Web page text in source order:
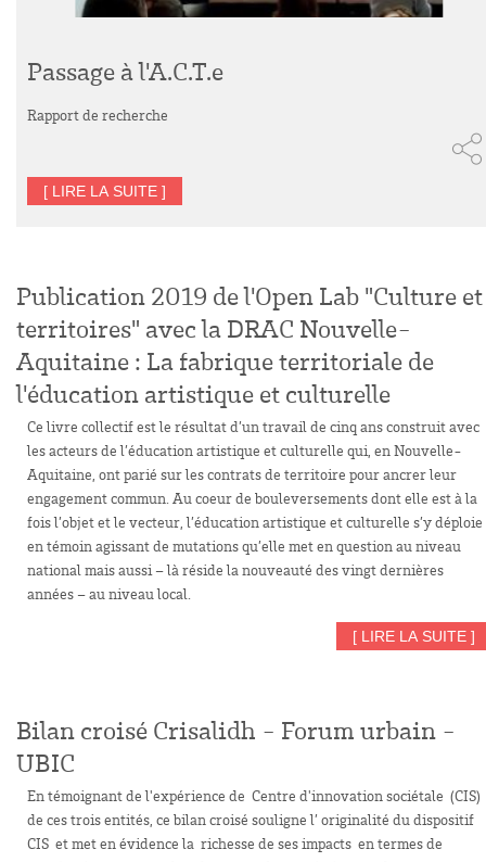
Passage à l'A.C.T.e
Rapport de recherche
[ LIRE LA SUITE ]
Publication 2019 de l'Open Lab "Culture et
territoires" avec la DRAC Nouvelle-
Aquitaine : La fabrique territoriale de
l'éducation artistique et culturelle
Ce livre collectif est le résultat d’un travail de cinq ans construit avec
les acteurs de l’éducation artistique et culturelle qui, en Nouvelle-
Aquitaine, ont parié sur les contrats de territoire pour ancrer leur
engagement commun. Au coeur de bouleversements dont elle est à la
fois l’objet et le vecteur, l’éducation artistique et culturelle s’y déploie
en témoin agissant de mutations qu’elle met en question au niveau
national mais aussi – là réside la nouveauté des vingt dernières
années – au niveau local.
[ LIRE LA SUITE ]
Bilan croisé Crisalidh - Forum urbain -
UBIC
En témoignant de l'expérience de Centre d'innovation sociétale (CIS)
de ces trois entités, ce bilan croisé souligne l’ originalité du dispositif
CIS et met en évidence la richesse de ses impacts en termes de